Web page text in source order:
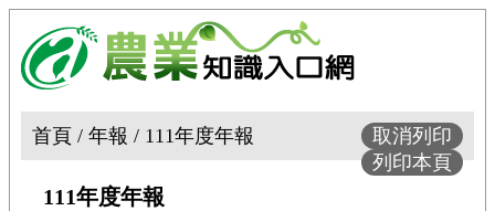
首頁 / 年報 / 111年度年報
取消列印
列印本頁
111年度年報